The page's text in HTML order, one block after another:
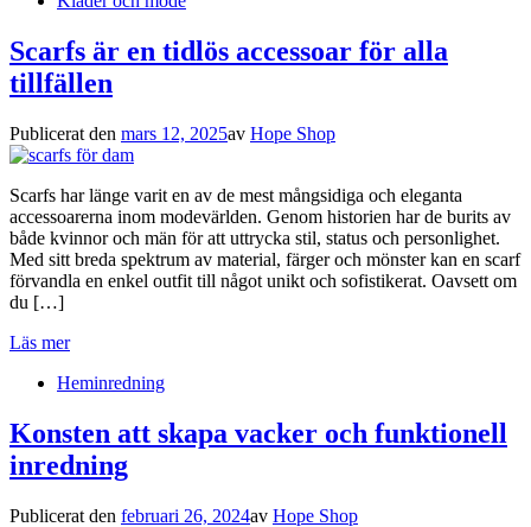
Scarfs är en tidlös accessoar för alla
tillfällen
Publicerat den mars 12, 2025av Hope Shop
Scarfs har länge varit en av de mest mångsidiga och eleganta
accessoarerna inom modevärlden. Genom historien har de burits av
både kvinnor och män för att uttrycka stil, status och personlighet.
Med sitt breda spektrum av material, färger och mönster kan en scarf
förvandla en enkel outfit till något unikt och sofistikerat. Oavsett om
du […]
Läs mer
Heminredning
Konsten att skapa vacker och funktionell
inredning
Publicerat den februari 26, 2024av Hope Shop